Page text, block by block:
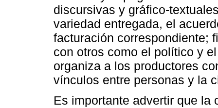
discursivas y gráfico-
variedad entregada, el
facturación correspondiente;
con otros como el político y
organiza a los productores
vínculos entre personas y la
Es importante advertir que la